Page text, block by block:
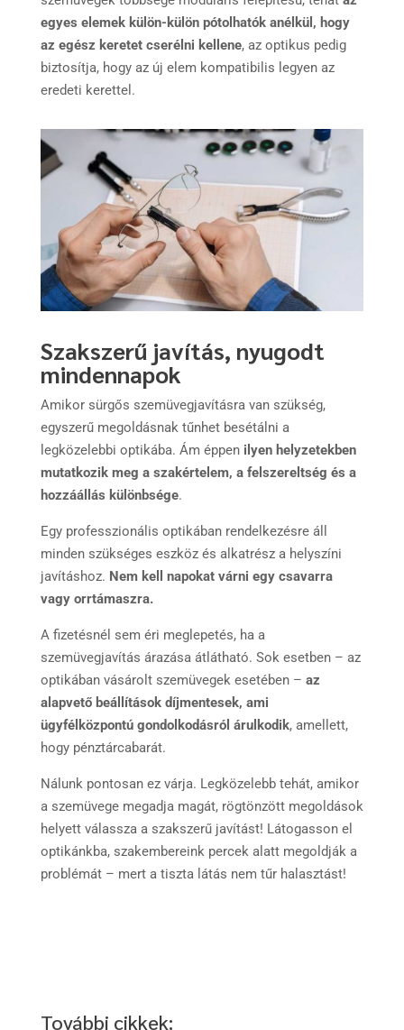
egyes elemek külön-külön pótolhatók anélkül, hogy
az egész keretet cserélni kellene, az optikus pedig
biztosítja, hogy az új elem kompatibilis legyen az
eredeti kerettel.
Szakszerű javítás, nyugodt
mindennapok
Amikor sürgős szemüvegjavításra van szükség,
egyszerű megoldásnak tűnhet besétálni a
legközelebbi optikába. Ám éppen ilyen helyzetekben
mutatkozik meg a szakértelem, a felszereltség és a
hozzáállás különbsége.
Egy professzionális optikában rendelkezésre áll
minden szükséges eszköz és alkatrész a helyszíni
javításhoz. Nem kell napokat várni egy csavarra
vagy orrtámaszra.
A fizetésnél sem éri meglepetés, ha a
szemüvegjavítás árazása átlátható. Sok esetben – az
optikában vásárolt szemüvegek esetében – az
alapvető beállítások díjmentesek, ami
ügyfélközpontú gondolkodásról árulkodik, amellett,
hogy pénztárcabarát.
Nálunk pontosan ez várja. Legközelebb tehát, amikor
a szemüvege megadja magát, rögtönzött megoldások
helyett válassza a szakszerű javítást! Látogasson el
optikánkba, szakembereink percek alatt megoldják a
problémát – mert a tiszta látás nem tűr halasztást!
További cikkek: